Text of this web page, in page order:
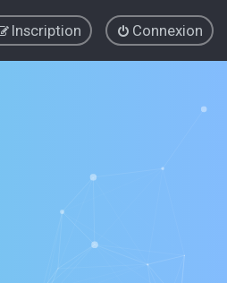
Connexion
Inscription